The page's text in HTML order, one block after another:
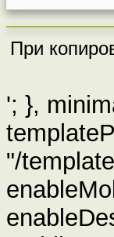
При
'; },
"/